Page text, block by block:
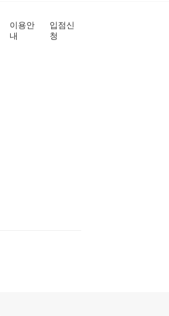
이용안
내
입점신
청